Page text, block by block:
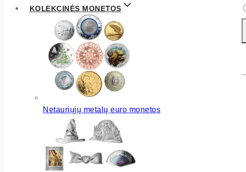
KOLEKCINĖS MONETOS
Netauriųjų metalų euro monetos